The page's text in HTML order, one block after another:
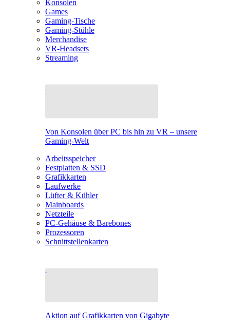
Konsolen
Games
Gaming-Tische
Gaming-Stühle
Merchandise
VR-Headsets
Streaming
Von Konsolen über PC bis hin zu VR – unsere
Gaming-Welt
Arbeitsspeicher
Festplatten & SSD
Grafikkarten
Laufwerke
Lüfter & Kühler
Mainboards
Netzteile
PC-Gehäuse & Barebones
Prozessoren
Schnittstellenkarten
Aktion auf Grafikkarten von Gigabyte